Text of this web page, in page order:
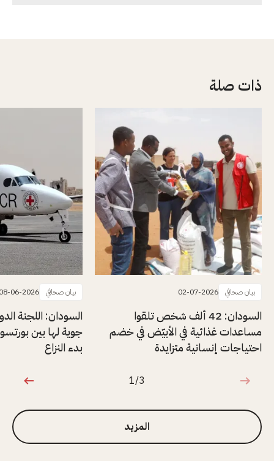
ذات صلة
بيان صحافي 02-07-2026
السودان: 42 ألف شخص تلقوا
مساعدات غذائية في الأبيّض في خضم
احتياجات إنسانية متزايدة
بيان صحافي 06-2026
السودان: اللجنة
جوية لها بين
بدء النزاع
1 من 3
1/3
المزيد